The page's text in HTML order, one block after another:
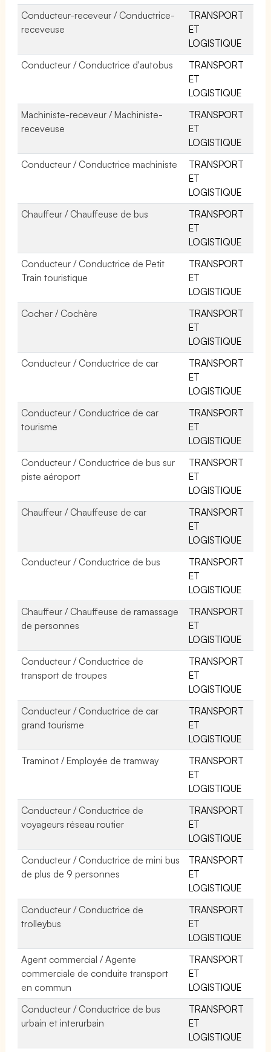
Conducteur-receveur / Conductrice-
receveuse
TRANSPORT
ET
LOGISTIQUE
Conducteur / Conductrice d'autobus
TRANSPORT
ET
LOGISTIQUE
Machiniste-receveur / Machiniste-
receveuse
TRANSPORT
ET
LOGISTIQUE
Conducteur / Conductrice machiniste
TRANSPORT
ET
LOGISTIQUE
Chauffeur / Chauffeuse de bus
TRANSPORT
ET
LOGISTIQUE
Conducteur / Conductrice de Petit
Train touristique
TRANSPORT
ET
LOGISTIQUE
Cocher / Cochère
TRANSPORT
ET
LOGISTIQUE
Conducteur / Conductrice de car
TRANSPORT
ET
LOGISTIQUE
Conducteur / Conductrice de car
tourisme
TRANSPORT
ET
LOGISTIQUE
Conducteur / Conductrice de bus sur
piste aéroport
TRANSPORT
ET
LOGISTIQUE
Chauffeur / Chauffeuse de car
TRANSPORT
ET
LOGISTIQUE
Conducteur / Conductrice de bus
TRANSPORT
ET
LOGISTIQUE
Chauffeur / Chauffeuse de ramassage
de personnes
TRANSPORT
ET
LOGISTIQUE
Conducteur / Conductrice de
transport de troupes
TRANSPORT
ET
LOGISTIQUE
Conducteur / Conductrice de car
grand tourisme
TRANSPORT
ET
LOGISTIQUE
Traminot / Employée de tramway
TRANSPORT
ET
LOGISTIQUE
Conducteur / Conductrice de
voyageurs réseau routier
TRANSPORT
ET
LOGISTIQUE
Conducteur / Conductrice de mini bus
de plus de 9 personnes
TRANSPORT
ET
LOGISTIQUE
Conducteur / Conductrice de
trolleybus
TRANSPORT
ET
LOGISTIQUE
Agent commercial / Agente
commerciale de conduite transport
en commun
TRANSPORT
ET
LOGISTIQUE
Conducteur / Conductrice de bus
urbain et interurbain
TRANSPORT
ET
LOGISTIQUE